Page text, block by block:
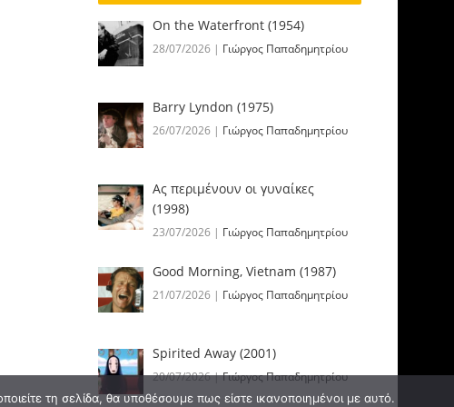
On the Waterfront (1954)
28/07/2026 | Γιώργος Παπαδημητρίου
Barry Lyndon (1975)
26/07/2026 | Γιώργος Παπαδημητρίου
Ας περιμένουν οι γυναίκες
(1998)
23/07/2026 | Γιώργος Παπαδημητρίου
Good Morning, Vietnam (1987)
21/07/2026 | Γιώργος Παπαδημητρίου
Spirited Away (2001)
20/07/2026|Γιώργος Παπαδημητρίου
τη σελίδα, θα υποθέσουμε πως είστε ικανοποιημένοι με αυτό.